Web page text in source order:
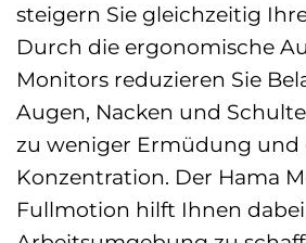
steigern Sie gleichzeitig
Durch die ergonomische
Monitors reduzieren Sie
Augen, Nacken und
zu weniger Ermüdung und
Konzentration. Der Hama
Fullmotion hilft Ihnen